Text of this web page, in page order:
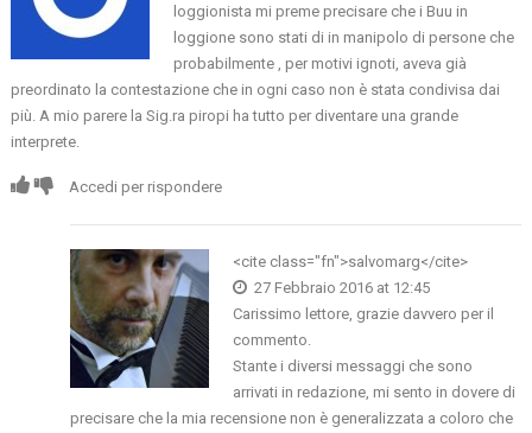
loggionista mi preme precisare che i Buu in
loggione sono stati di in manipolo di persone che
probabilmente , per motivi ignoti, aveva già
preordinato la contestazione che in ogni caso non è stata condivisa dai
più. A mio parere la Sig.ra piropi ha tutto per diventare una grande
interprete.
Accedi per rispondere
<cite class="fn">salvomarg</cite>
27 Febbraio 2016 at 12:45
Carissimo lettore, grazie davvero per il
commento.
Stante i diversi messaggi che sono
arrivati in redazione, mi sento in dovere di
precisare che la mia recensione non è generalizzata a coloro che